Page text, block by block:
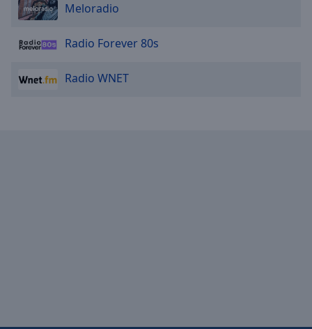
Meloradio
Radio Forever 80s
Radio WNET